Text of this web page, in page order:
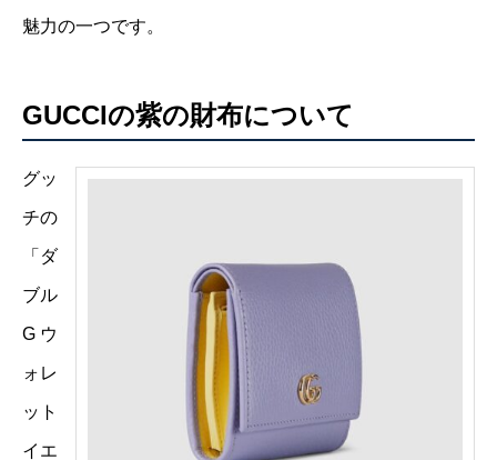
魅力の一つです。
GUCCIの紫の財布について
グッ
チの
「ダ
ブル
G ウ
ォレ
ット
イエ